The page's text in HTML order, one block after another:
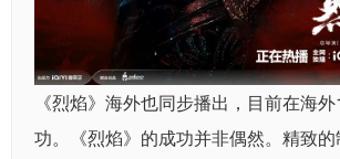
《烈焰》海外也同步播出，目前在海
功。《烈焰》的成功并非偶然。精致